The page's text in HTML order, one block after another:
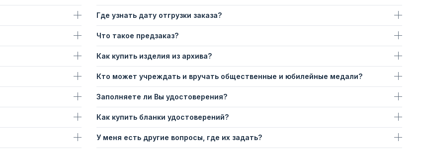
Где узнать дату отгрузки заказа?
Что такое предзаказ?
Как купить изделия из архива?
Кто может учреждать и вручать общественные и юбилейные медали?
Заполняете ли Вы удостоверения?
Как купить бланки удостоверений?
У меня есть другие вопросы, где их задать?